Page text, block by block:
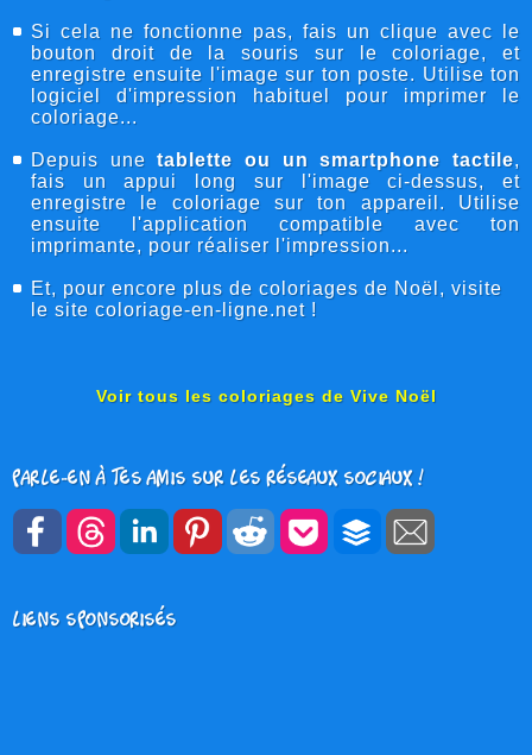
Si cela ne fonctionne pas, fais un clique avec le
bouton droit de la souris sur le coloriage, et
enregistre ensuite l'image sur ton poste. Utilise ton
logiciel d'impression habituel pour imprimer le
coloriage...
Depuis unetablette ou un smartphone tactile,
fais un appui long sur l'image ci-dessus, et
enregistre le coloriage sur ton appareil. Utilise
ensuite l'application compatible avec ton
imprimante, pour réaliser l'impression...
Et, pour encore plus de coloriages de Noël, visite
le site coloriage-en-ligne.net !
Voir tous les coloriages de Vive Noël
Parle-en à tes amis sur les réseaux sociaux !
Liens sponsorisés